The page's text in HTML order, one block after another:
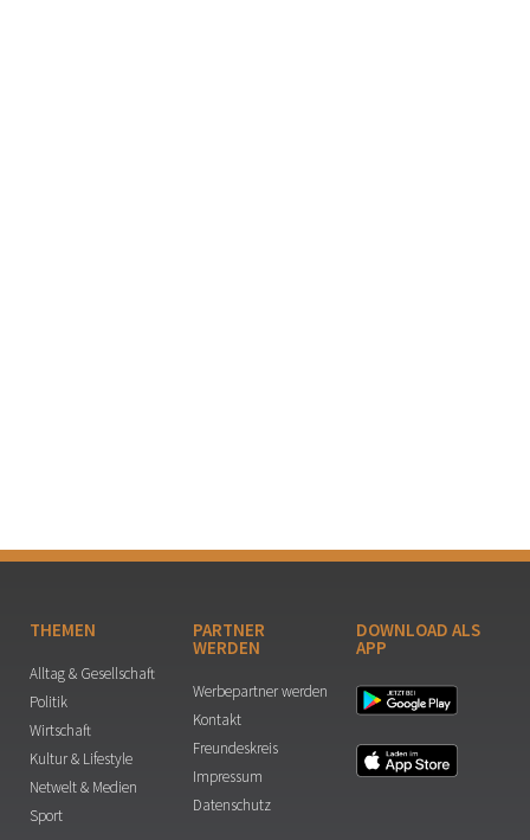
THEMEN
Alltag & Gesellschaft
Politik
Wirtschaft
Kultur & Lifestyle
Netwelt & Medien
Sport
PARTNER
WERDEN
Werbepartner werden
Kontakt
Freundeskreis
Impressum
Datenschutz
DOWNLOAD ALS
APP